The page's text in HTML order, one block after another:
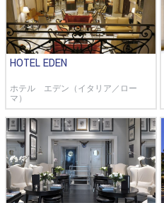
HOTEL EDEN
ホテル エデン（イタリア／ロー
マ）